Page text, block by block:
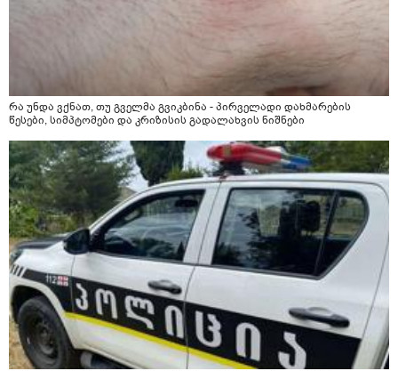
რა უნდა ვქნათ, თუ გველმა გვიკბინა - პირველადი დახმარების
წესები, სიმპტომები და კრიზისის გადალახვის ნიშნები